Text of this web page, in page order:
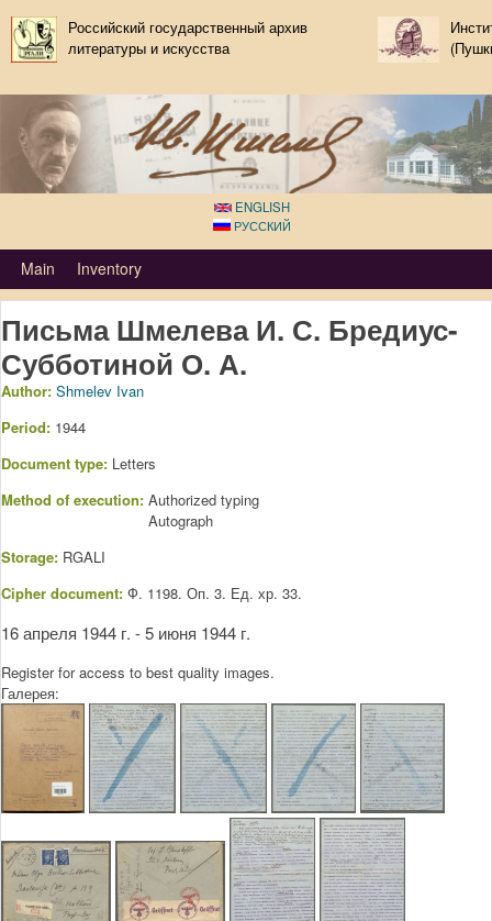
Skip to main content
Российский государственный архив
литературы и искусства
ENGLISH
РУССКИЙ
Primary_tsvetaeva for Ivan Shmelov
Main Inventory
Письма Шмелева И. С. Бредиус-
Субботиной О. А.
Author: Shmelev Ivan
Period: 1944
Document type: Letters
Method of execution: Authorized typing
Autograph
Storage: RGALI
Cipher document: Ф. 1198. Оп. 3. Ед. хр. 33.
16 апреля 1944 г. - 5 июня 1944 г.
Register for access to best quality images.
Галерея: